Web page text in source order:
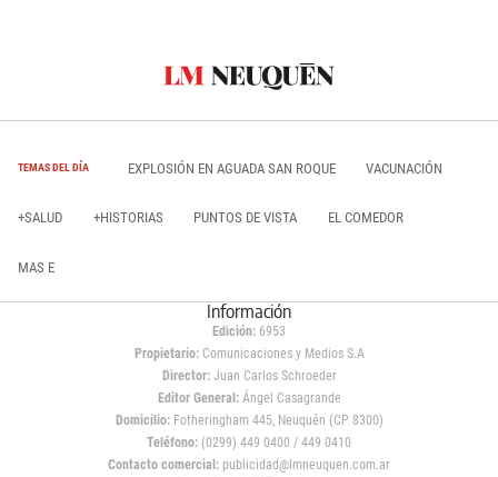
TEMAS DEL DÍA EXPLOSIÓN EN AGUADA SAN ROQUE VACUNACIÓN
+SALUD +HISTORIAS PUNTOS DE VISTA EL COMEDOR
MAS E
Información
Edición: 6953
Propietario:Comunicaciones y Medios S.A
Director: Juan Carlos Schroeder
Editor General:Ángel Casagrande
Domicilio:Fotheringham 445, Neuquén (CP 8300)
Teléfono: (0299) 449 0400 / 449 0410
Contacto comercial: publicidad@lmneuquen.com.ar